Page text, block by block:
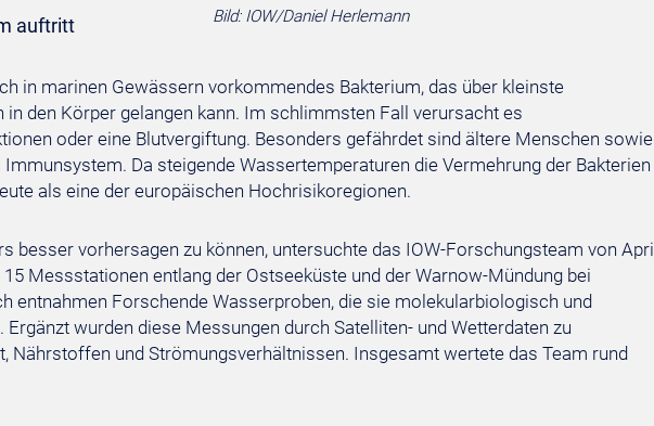
Bild: IOW/Daniel Herlemann
auftritt
in marinen Gewässern vorkommendes Bakterium, das über kleinste
in den Körper gelangen kann. Im schlimmsten Fall verursacht es
oder eine Blutvergiftung. Besonders gefährdet sind ältere Menschen sowie
Da steigende Wassertemperaturen die Vermehrung der Bakterien
als eine der europäischen Hochrisikoregionen.
besser vorhersagen zu können, untersuchte das IOW-Forschungsteam von April
Messstationen entlang der Ostseeküste und der Warnow-Mündung bei
entnahmen Forschende Wasserproben, die sie molekularbiologisch und
wurden diese Messungen durch Satelliten- und Wetterdaten zu
Nährstoffen und Strömungsverhältnissen. Insgesamt wertete das Team rund